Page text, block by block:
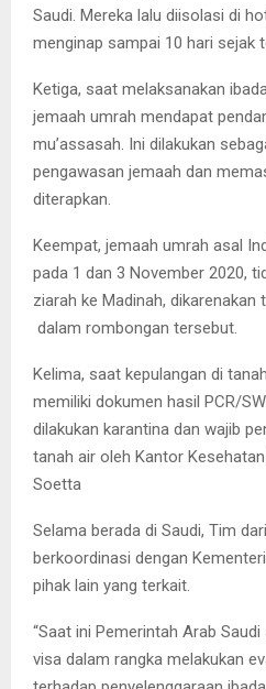
Saudi. Mereka lalu diisolasi di
menginap sampai 10 hari sejak
Ketiga, saat melaksanakan
jemaah umrah mendapat
mu’assasah. Ini dilakukan
pengawasan jemaah dan
diterapkan.
Keempat, jemaah umrah asal
pada 1 dan 3 November 2020,
ziarah ke Madinah,
dalam rombongan tersebut.
Kelima, saat kepulangan di
memiliki dokumen hasil PCR/
dilakukan karantina dan wajib
tanah air oleh Kantor
Soetta
Selama berada di Saudi, Tim
berkoordinasi dengan
pihak lain yang terkait.
“Saat ini Pemerintah Arab
visa dalam rangka melakukan